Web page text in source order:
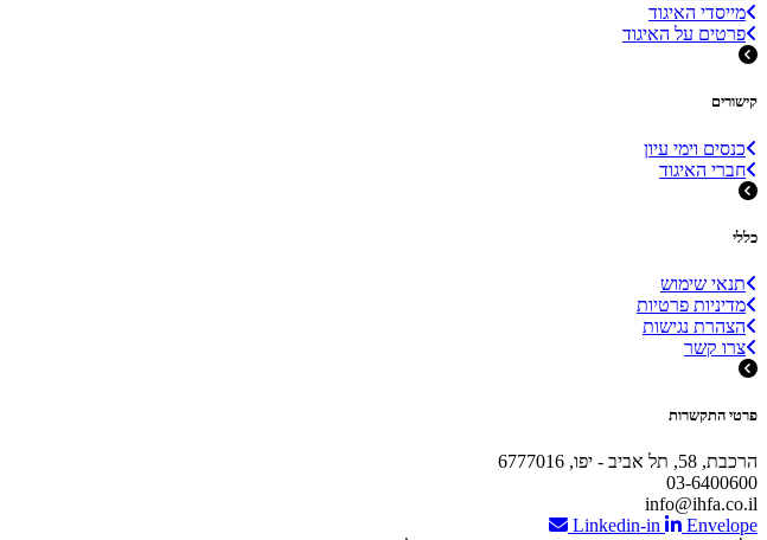
מייסדי האיגוד
פרטים על האיגוד
קישורים
כנסים וימי עיון
חברי האיגוד
כללי
תנאי שימוש
מדיניות פרטיות
הצהרת נגישות
צרו קשר
פרטי התקשרות
הרכבת, 58, תל אביב - יפו, 6777016
03-6400600
info@ihfa.co.il
Linkedin-in
Envelope